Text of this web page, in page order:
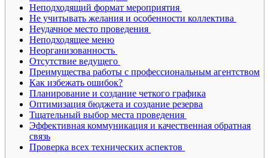
Неподходящий формат мероприятия
Не учитывать желания и особенности коллектива
Неудачное место проведения
Неподходящее меню
Неорганизованность
Отсутствие ведущего
Преимущества работы с профессиональным агентством
Как избежать ошибок?
Планирование и создание четкого графика
Оптимизация бюджета и создание резерва
Тщательный выбор места проведения
Эффективная коммуникация и качественная обратная
связь
Проверка всех технических аспектов